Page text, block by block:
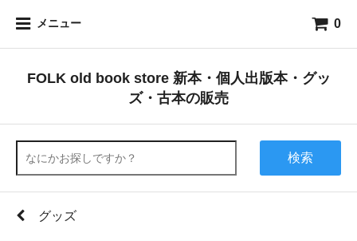
メニュー 0
FOLK old book store 新本・個人出版本・グッ
ズ・古本の販売
検索
グッズ